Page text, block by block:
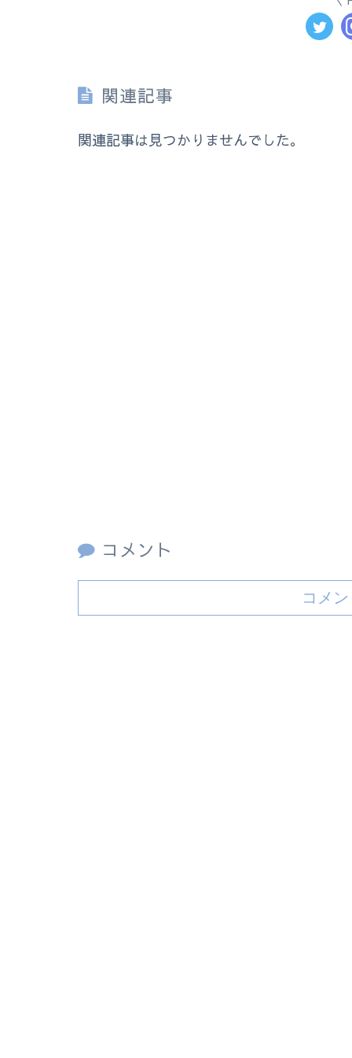
関連記事
関連記事は見つかりませんでした。
コメント
コメ